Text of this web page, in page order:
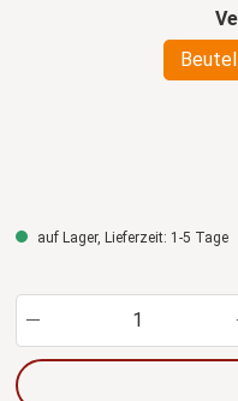
Beutel
auf Lager, Lieferzeit: 1-5 Tage
Produkt Anzahl: